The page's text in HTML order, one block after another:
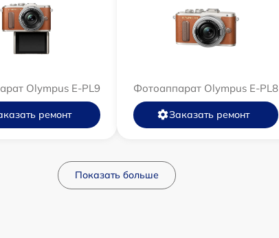
Olympus E‑PL9
ремонт
Фотоаппарат Olympus E-PL8
Заказать ремонт
Показать больше